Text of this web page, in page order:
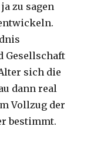
zu sagen
Gesellschaft
sich die
dann real
Vollzug der
bestimmt.
Rezension von